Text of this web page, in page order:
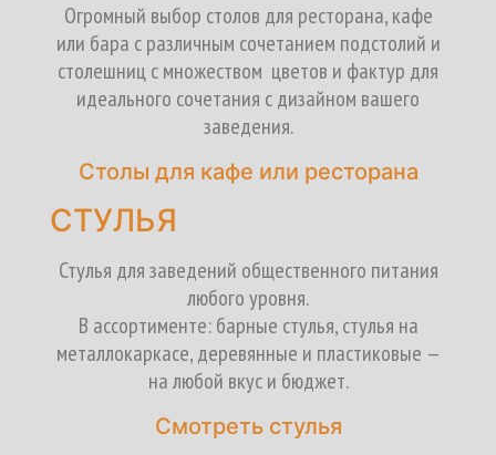
Огромный выбор столов для ресторана, кафе
или бара с различным сочетанием подстолий и
столешниц с множеством цветов и фактур для
идеального сочетания с дизайном вашего
заведения.
Столы для кафе или ресторана
СТУЛЬЯ
Стулья для заведений общественного питания
любого уровня.
В ассортименте: барные стулья, стулья на
металлокаркасе, деревянные и пластиковые —
на любой вкус и бюджет.
Смотреть стулья